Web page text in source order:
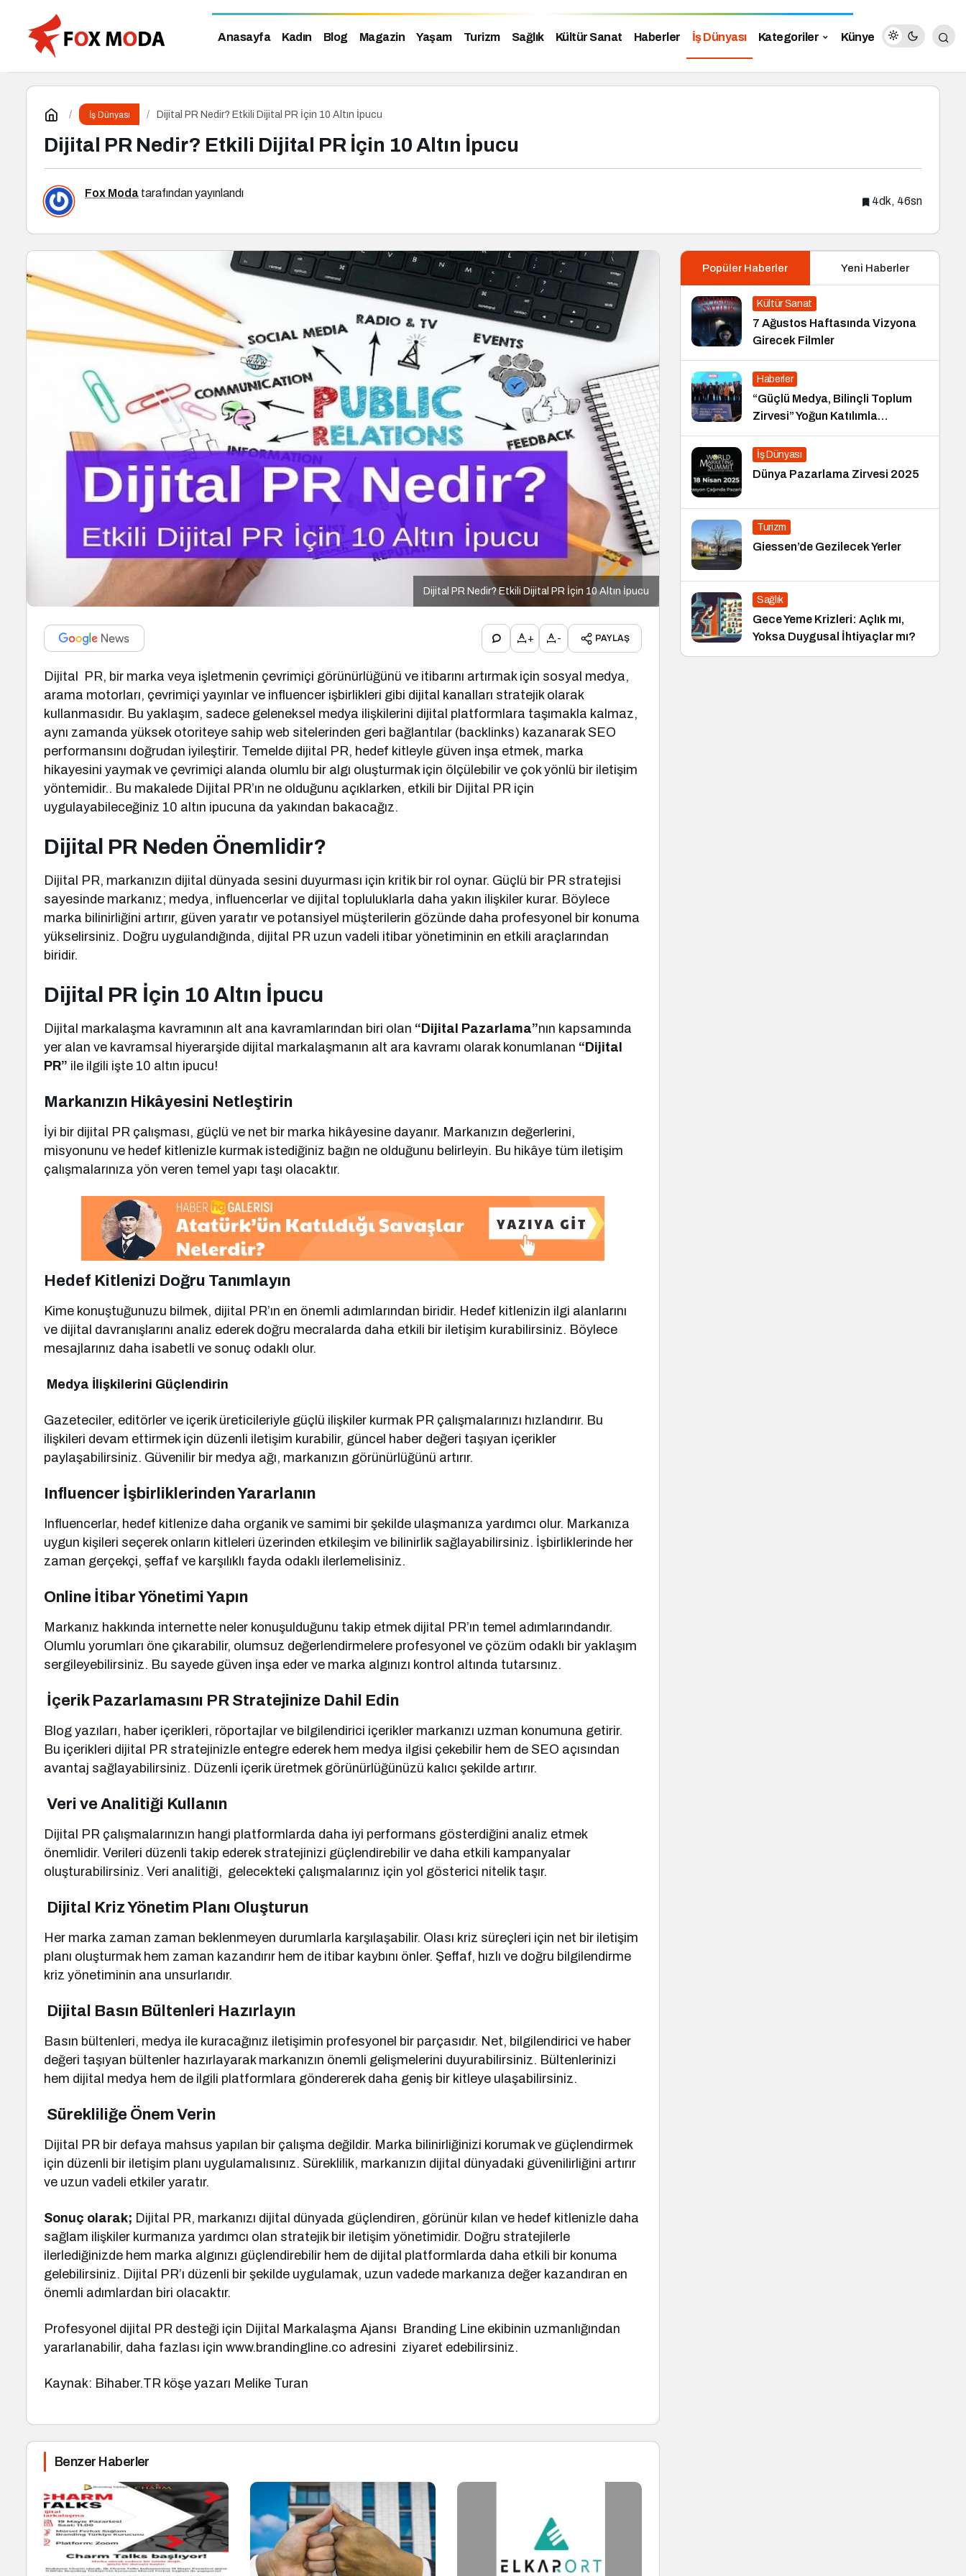
Anasayfa Kadın Blog Magazin Yaşam Turizm Sağlık Kültür Sanat Haberler İş Dünyası Kategoriler Künye
İş Dünyası Dijital PR Nedir? Etkili Dijital PR İçin 10 Altın İpucu
Dijital PR Nedir? Etkili Dijital PR İçin 10 Altın İpucu
Fox Moda tarafından yayınlandı
4dk, 46sn
Dijital PR Nedir? Etkili Dijital PR İçin 10 Altın İpucu
+ - PAYLAŞ
Dijital PR, bir marka veya işletmenin çevrimiçi görünürlüğünü ve itibarını artırmak için sosyal medya,
arama motorları, çevrimiçi yayınlar ve influencer işbirlikleri gibi dijital kanalları stratejik olarak
kullanmasıdır. Bu yaklaşım, sadece geleneksel medya ilişkilerini dijital platformlara taşımakla kalmaz,
aynı zamanda yüksek otoriteye sahip web sitelerinden geri bağlantılar (backlinks) kazanarak SEO
performansını doğrudan iyileştirir. Temelde dijital PR, hedef kitleyle güven inşa etmek, marka
hikayesini yaymak ve çevrimiçi alanda olumlu bir algı oluşturmak için ölçülebilir ve çok yönlü bir iletişim
yöntemidir.. Bu makalede Dijital PR’ın ne olduğunu açıklarken, etkili bir Dijital PR için
uygulayabileceğiniz 10 altın ipucuna da yakından bakacağız.
Dijital PR Neden Önemlidir?
Dijital PR, markanızın dijital dünyada sesini duyurması için kritik bir rol oynar. Güçlü bir PR stratejisi
sayesinde markanız; medya, influencerlar ve dijital topluluklarla daha yakın ilişkiler kurar. Böylece
marka bilinirliğini artırır, güven yaratır ve potansiyel müşterilerin gözünde daha profesyonel bir konuma
yükselirsiniz. Doğru uygulandığında, dijital PR uzun vadeli itibar yönetiminin en etkili araçlarından
biridir.
Dijital PR İçin 10 Altın İpucu
Dijital markalaşma kavramının alt ana kavramlarından biri olan “Dijital Pazarlama”nın kapsamında
yer alan ve kavramsal hiyerarşide dijital markalaşmanın alt ara kavramı olarak konumlanan “Dijital
PR” ile ilgili işte 10 altın ipucu!
Markanızın Hikâyesini Netleştirin
İyi bir dijital PR çalışması, güçlü ve net bir marka hikâyesine dayanır. Markanızın değerlerini,
misyonunu ve hedef kitlenizle kurmak istediğiniz bağın ne olduğunu belirleyin. Bu hikâye tüm iletişim
çalışmalarınıza yön veren temel yapı taşı olacaktır.
Hedef Kitlenizi Doğru Tanımlayın
Kime konuştuğunuzu bilmek, dijital PR’ın en önemli adımlarından biridir. Hedef kitlenizin ilgi alanlarını
ve dijital davranışlarını analiz ederek doğru mecralarda daha etkili bir iletişim kurabilirsiniz. Böylece
mesajlarınız daha isabetli ve sonuç odaklı olur.
Medya İlişkilerini Güçlendirin
Gazeteciler, editörler ve içerik üreticileriyle güçlü ilişkiler kurmak PR çalışmalarınızı hızlandırır. Bu
ilişkileri devam ettirmek için düzenli iletişim kurabilir, güncel haber değeri taşıyan içerikler
paylaşabilirsiniz. Güvenilir bir medya ağı, markanızın görünürlüğünü artırır.
Influencer İşbirliklerinden Yararlanın
Influencerlar, hedef kitlenize daha organik ve samimi bir şekilde ulaşmanıza yardımcı olur. Markanıza
uygun kişileri seçerek onların kitleleri üzerinden etkileşim ve bilinirlik sağlayabilirsiniz. İşbirliklerinde her
zaman gerçekçi, şeffaf ve karşılıklı fayda odaklı ilerlemelisiniz.
Online İtibar Yönetimi Yapın
Markanız hakkında internette neler konuşulduğunu takip etmek dijital PR’ın temel adımlarındandır.
Olumlu yorumları öne çıkarabilir, olumsuz değerlendirmelere profesyonel ve çözüm odaklı bir yaklaşım
sergileyebilirsiniz. Bu sayede güven inşa eder ve marka algınızı kontrol altında tutarsınız.
İçerik Pazarlamasını PR Stratejinize Dahil Edin
Blog yazıları, haber içerikleri, röportajlar ve bilgilendirici içerikler markanızı uzman konumuna getirir.
Bu içerikleri dijital PR stratejinizle entegre ederek hem medya ilgisi çekebilir hem de SEO açısından
avantaj sağlayabilirsiniz. Düzenli içerik üretmek görünürlüğünüzü kalıcı şekilde artırır.
Veri ve Analitiği Kullanın
Dijital PR çalışmalarınızın hangi platformlarda daha iyi performans gösterdiğini analiz etmek
önemlidir. Verileri düzenli takip ederek stratejinizi güçlendirebilir ve daha etkili kampanyalar
oluşturabilirsiniz. Veri analitiği, gelecekteki çalışmalarınız için yol gösterici nitelik taşır.
Dijital Kriz Yönetim Planı Oluşturun
Her marka zaman zaman beklenmeyen durumlarla karşılaşabilir. Olası kriz süreçleri için net bir iletişim
planı oluşturmak hem zaman kazandırır hem de itibar kaybını önler. Şeffaf, hızlı ve doğru bilgilendirme
kriz yönetiminin ana unsurlarıdır.
Dijital Basın Bültenleri Hazırlayın
Basın bültenleri, medya ile kuracağınız iletişimin profesyonel bir parçasıdır. Net, bilgilendirici ve haber
değeri taşıyan bültenler hazırlayarak markanızın önemli gelişmelerini duyurabilirsiniz. Bültenlerinizi
hem dijital medya hem de ilgili platformlara göndererek daha geniş bir kitleye ulaşabilirsiniz.
Sürekliliğe Önem Verin
Dijital PR bir defaya mahsus yapılan bir çalışma değildir. Marka bilinirliğinizi korumak ve güçlendirmek
için düzenli bir iletişim planı uygulamalısınız. Süreklilik, markanızın dijital dünyadaki güvenilirliğini artırır
ve uzun vadeli etkiler yaratır.
Sonuç olarak; Dijital PR, markanızı dijital dünyada güçlendiren, görünür kılan ve hedef kitlenizle daha
sağlam ilişkiler kurmanıza yardımcı olan stratejik bir iletişim yönetimidir. Doğru stratejilerle
ilerlediğinizde hem marka algınızı güçlendirebilir hem de dijital platformlarda daha etkili bir konuma
gelebilirsiniz. Dijital PR’ı düzenli bir şekilde uygulamak, uzun vadede markanıza değer kazandıran en
önemli adımlardan biri olacaktır.
Profesyonel dijital PR desteği için Dijital Markalaşma Ajansı Branding Line ekibinin uzmanlığından
yararlanabilir, daha fazlası için www.brandingline.co adresini ziyaret edebilirsiniz.
Kaynak: Bihaber.TR köşe yazarı Melike Turan
Benzer Haberler
Popüler Haberler Yeni Haberler
Kültür Sanat
7 Ağustos Haftasında Vizyona
Girecek Filmler
Haberler
“Güçlü Medya, Bilinçli Toplum
Zirvesi” Yoğun Katılımla
Gerçekleşti
İş Dünyası
Dünya Pazarlama Zirvesi 2025
Turizm
Giessen’de Gezilecek Yerler
Sağlık
Gece Yeme Krizleri: Açlık mı,
Yoksa Duygusal İhtiyaçlar mı?